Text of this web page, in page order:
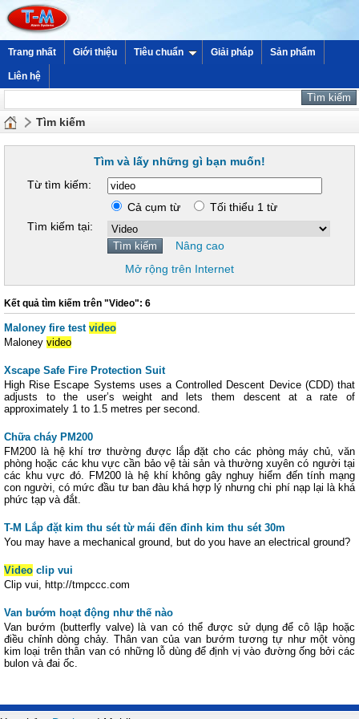
Trang nhất Giới thiệu Tiêu chuẩn Giải pháp Sản phẩm
Liên hệ
Tìm kiếm
Tìm và lấy những gì bạn muốn!
Từ tìm kiếm:
Cả cụm từ
Tối thiểu 1 từ
Tìm kiếm tại:
Nâng cao
Mở rộng trên Internet
Kết quả tìm kiếm trên "Video": 6
Maloney fire test video
Maloney video
Xscape Safe Fire Protection Suit
High Rise Escape Systems uses a Controlled Descent Device (CDD) that
adjusts to the user’s weight and lets them descent at a rate of
approximately 1 to 1.5 metres per second.
Chữa cháy PM200
FM200 là hệ khí trơ thường được lắp đặt cho các phòng máy chủ, văn
phòng hoặc các khu vực cần bảo vệ tài sản và thường xuyên có người tại
các khu vực đó. FM200 là hệ khí không gây nghuy hiểm đến tính mạng
con người, có mức đầu tư ban đàu khá hợp lý nhưng chi phí nạp lại là khá
phức tạp và đắt.
T-M Lắp đặt kim thu sét từ mái đến đỉnh kim thu sét 30m
You may have a mechanical ground, but do you have an electrical ground?
Video clip vui
Clip vui, http://tmpccc.com
Van bướm hoạt động như thế nào
Van bướm (butterfly valve) là van có thể được sử dụng để cô lập hoặc
điều chỉnh dòng chảy. Thân van của van bướm tương tự như một vòng
kim loại trên thân van có những lỗ dùng để định vị vào đường ống bởi các
bulon và đai ốc.